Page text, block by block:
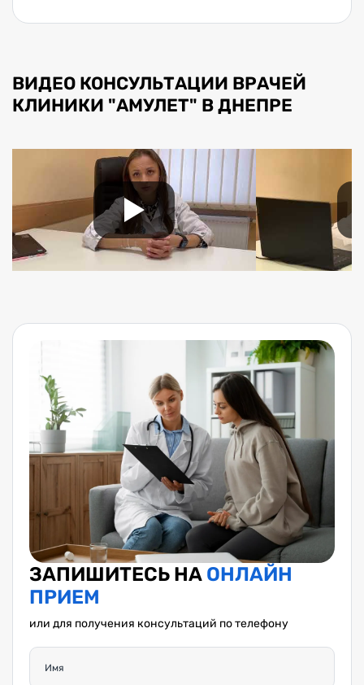
ВИДЕО КОНСУЛЬТАЦИИ ВРАЧЕЙ
КЛИНИКИ "АМУЛЕТ" В ДНЕПРЕ
ЗАПИШИТЕСЬ НА ОНЛАЙН
ПРИЕМ
или для получения консультаций по телефону